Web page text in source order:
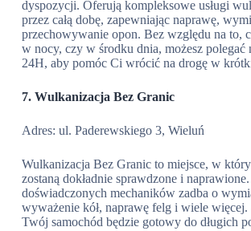
dyspozycji. Oferują kompleksowe usługi
przez całą dobę, zapewniając naprawę,
przechowywanie opon. Bez względu na to,
w nocy, czy w środku dnia, możesz polegać
24H, aby pomóc Ci wrócić na drogę w
7. Wulkanizacja Bez Granic
Adres: ul. Paderewskiego 3, Wieluń
Wulkanizacja Bez Granic to miejsce, w
zostaną dokładnie sprawdzone i naprawione.
doświadczonych mechaników zadba o
wyważenie kół, naprawę felg i wiele
Twój samochód będzie gotowy do długich